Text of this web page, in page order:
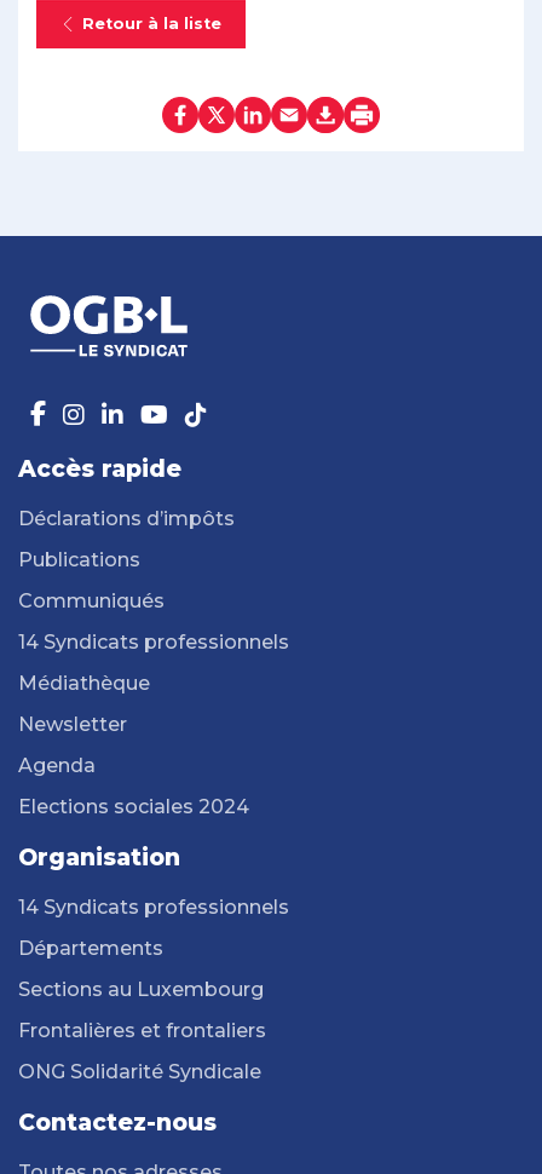
Retour à la liste
Accès rapide
Déclarations d’impôts
Publications
Communiqués
14 Syndicats professionnels
Médiathèque
Newsletter
Agenda
Elections sociales 2024
Organisation
14 Syndicats professionnels
Départements
Sections au Luxembourg
Frontalières et frontaliers
ONG Solidarité Syndicale
Contactez-nous